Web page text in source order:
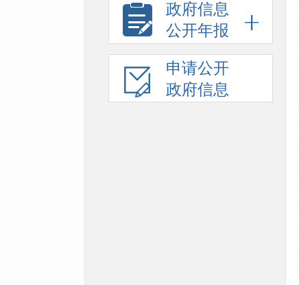
政府信息
公开年报
申请公开
政府信息